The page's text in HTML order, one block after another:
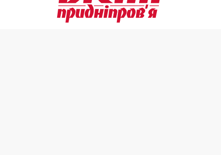
Ветерани Дніпропетровщини отримують шанс на власне